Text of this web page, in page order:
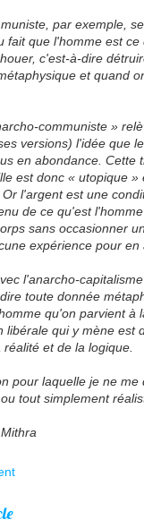
par exemple, se
fait que l'homme est
c'est-à-dire
et quand
communiste »
versions) l'idée que
en abondance. Cette
est donc « utopique »
l'argent est une
de ce qu'est
sans occasionner
expérience pour en
capitalisme
toute donnée
qu'on parvient à
libérale qui y mène est
et de la logique.
laquelle je ne me
tout simplement